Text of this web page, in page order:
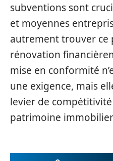
subventions sont
et moyennes
autrement trouver ce
rénovation
mise en conformité
une exigence, mais
levier de
patrimoine